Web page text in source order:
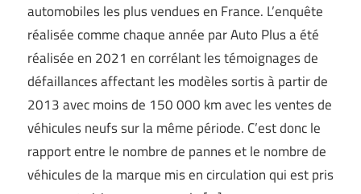
automobiles les plus vendues en France. L’enquête
réalisée comme chaque année par Auto Plus a été
réalisée en 2021 en corrélant les témoignages de
défaillances affectant les modèles sortis à partir de
2013 avec moins de 150 000 km avec les ventes de
véhicules neufs sur la même période. C’est donc le
rapport entre le nombre de pannes et le nombre de
véhicules de la marque mis en circulation qui est pris